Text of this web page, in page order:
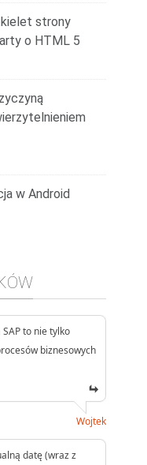
strony
o HTML 5
w Android
to nie tylko
biznesowych
Wojtek
datę (wraz z